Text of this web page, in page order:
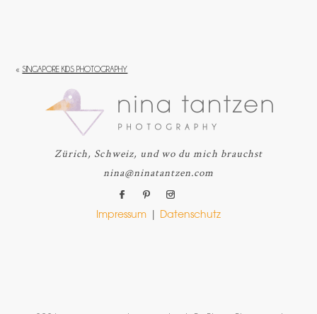
« SINGAPORE KIDS PHOTOGRAPHY
Zürich, Schweiz, und wo du mich brauchst
nina@ninatantzen.com
Impressum Datenschutz